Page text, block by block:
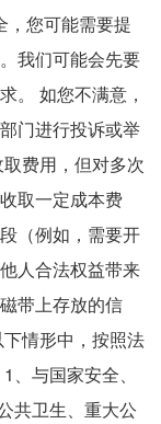
，您可能需要提
我们可能会先要
。 如您不满意，
门进行投诉或举
费用，但对多次
取一定成本费
（例如，需要开
人合法权益带来
带上存放的信
情形中，按照法
与国家安全、
共卫生、重大公